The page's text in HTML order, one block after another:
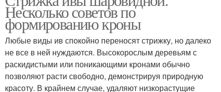
Несколько советов по
формированию кроны
Любые виды ив спокойно переносят стрижку, но далеко
не все в ней нуждаются. Высокорослым деревьям с
раскидистыми или поникающими кронами обычно
позволяют расти свободно, демонстрируя природную
красоту. В крайнем случае, удаляют низкорастущие